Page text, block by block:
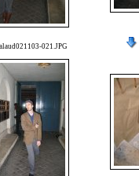
021.JPG